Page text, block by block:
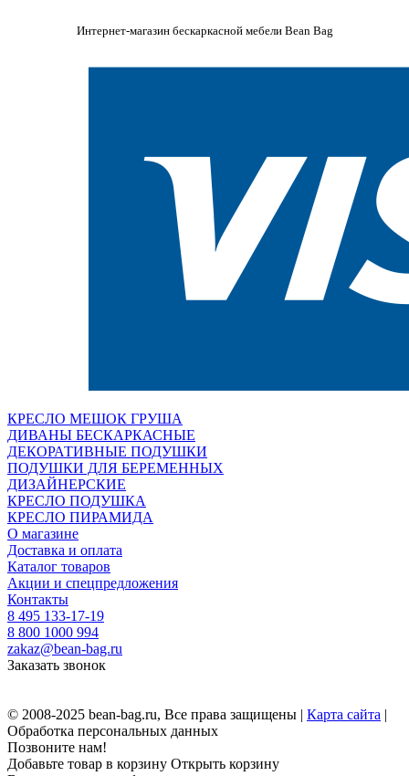
Интернет-магазин бескаркасной мебели Bean Bag
КРЕСЛО МЕШОК ГРУША
ДИВАНЫ БЕСКАРКАСНЫЕ
ДЕКОРАТИВНЫЕ ПОДУШКИ
ПОДУШКИ ДЛЯ БЕРЕМЕННЫХ
ДИЗАЙНЕРСКИЕ
КРЕСЛО ПОДУШКА
КРЕСЛО ПИРАМИДА
О магазине
Доставка и оплата
Каталог товаров
Акции и спецпредложения
Контакты
8 495 133-17-19
8 800 1000 994
zakaz@bean-bag.ru
Заказать звонок
© 2008-2025 bean-bag.ru, Все права защищены | Карта сайта |
Обработка персональных данных
Позвоните нам!
Добавьте товар в корзину Открыть корзину